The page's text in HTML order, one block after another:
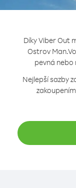
Díky Viber Out
Ostrov Man.
pevná nebo
Nejlepší sazby